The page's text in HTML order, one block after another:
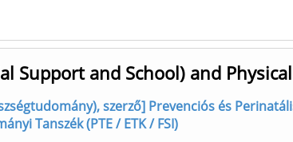
Support and School) and
szerző] Prevenciós és
Tanszék (PTE / ETK / FSI)